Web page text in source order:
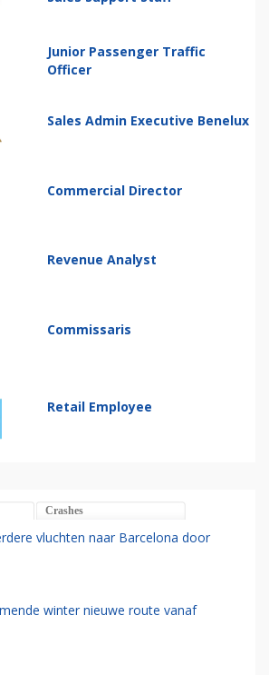
Junior Passenger Traffic
Officer
Sales Admin Executive Benelux
Commercial Director
Revenue Analyst
Commissaris
Retail Employee
Crashes
vluchten naar Barcelona door
winter nieuwe route vanaf